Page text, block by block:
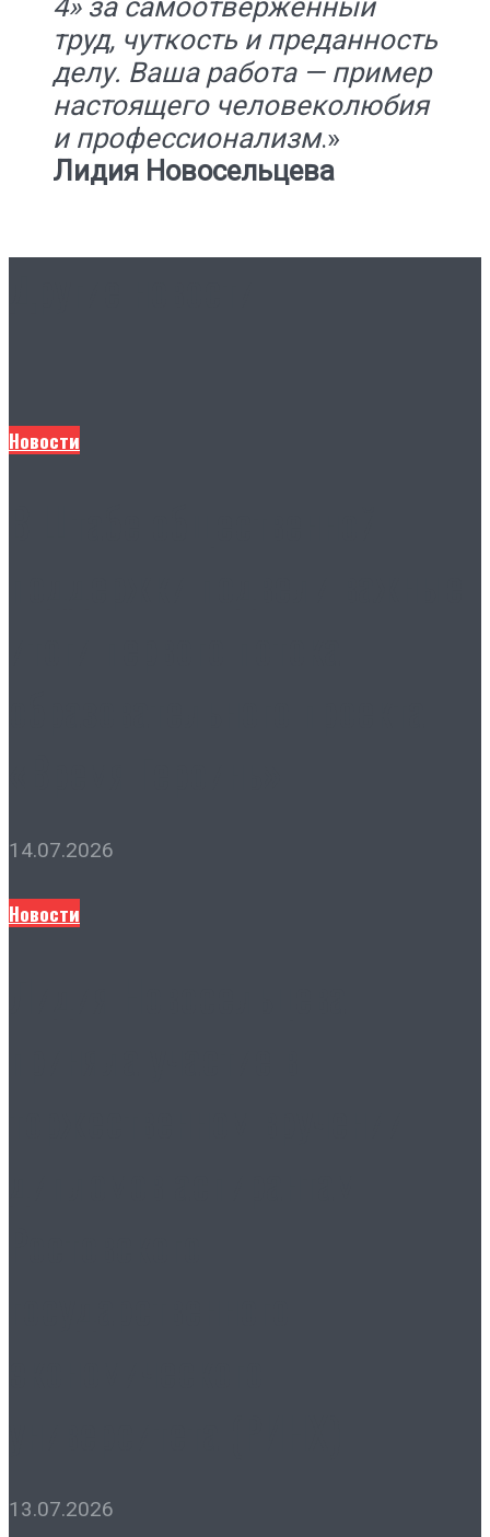
труд, чуткость и преданность
делу. Ваша работа — пример
настоящего человеколюбия
и профессионализм.»
Лидия Новосельцева
Новости
14.07.2026
Новости
13.07.2026